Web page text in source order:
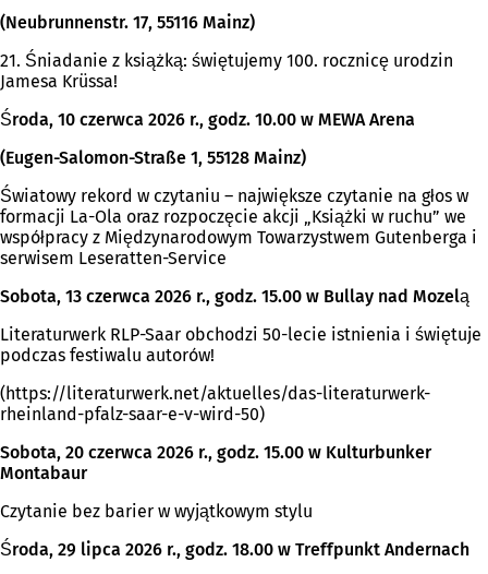
(Neubrunnenstr. 17, 55116 Mainz)
21. Śniadanie z książką: świętujemy 100. rocznicę urodzin
Jamesa Krüssa!
Środa, 10 czerwca 2026 r., godz. 10.00 w MEWA Arena
(Eugen-Salomon-Straße 1, 55128 Mainz)
Światowy rekord w czytaniu – największe czytanie na głos w
formacji La-Ola oraz rozpoczęcie akcji „Książki w ruchu” we
współpracy z Międzynarodowym Towarzystwem Gutenberga i
serwisem Leseratten-Service
Sobota, 13 czerwca 2026 r., godz. 15.00 w Bullay nad Mozelą
Literaturwerk RLP-Saar obchodzi 50-lecie istnienia i świętuje
podczas festiwalu autorów!
(https://literaturwerk.net/aktuelles/das-literaturwerk-
rheinland-pfalz-saar-e-v-wird-50)
Sobota, 20 czerwca 2026 r., godz. 15.00 w Kulturbunker
Montabaur
Czytanie bez barier w wyjątkowym stylu
Środa, 29 lipca 2026 r., godz. 18.00 w Treffpunkt Andernach